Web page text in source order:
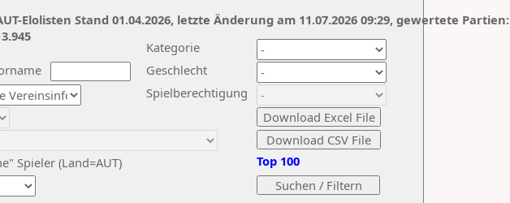
Kategorie
Geschlecht
Spieler (Land=AUT)
Spielberechtigung
Top 100
Elolisten Stand 01.04.2026, letzte Änderung am 11.07.2026 09:29, gewertete Partien: